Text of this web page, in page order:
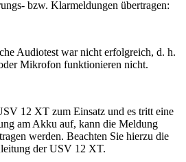
bzw. Klarmeldungen übertragen:
Audiotest war nicht erfolgreich, d. h.
Mikrofon funktionieren nicht.
12 XT zum Einsatz und es tritt eine
am Akku auf, kann die Meldung
werden. Beachten Sie hierzu die
der USV 12 XT.